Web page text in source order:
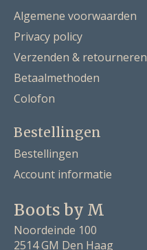
Algemene voorwaarden
Privacy policy
Verzenden & retourneren
Betaalmethoden
Colofon
Bestellingen
Bestellingen
Account informatie
Boots by M
Noordeinde 100
2514 GM Den Haag